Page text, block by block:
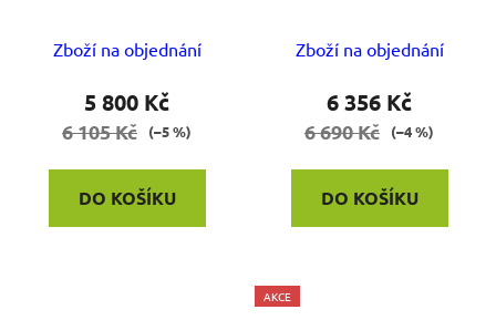
Zboží na objednání
5 800 Kč
6 105 Kč (–5 %)
DO KOŠÍKU
Zboží na objednání
6 356 Kč
6 690 Kč (–4 %)
DO KOŠÍKU
AKCE